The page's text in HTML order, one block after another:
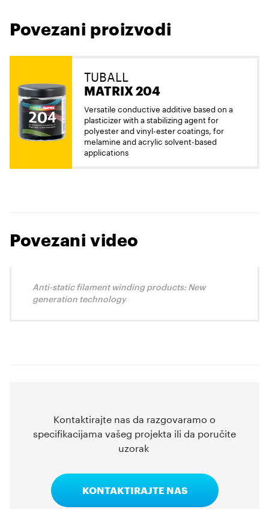
Povezani proizvodi
TUBALL
MATRIX 204
Versatile conductive additive based on a
plasticizer with a stabilizing agent for
polyester and vinyl-ester coatings, for
melamine and acrylic solvent-based
applications
Povezani video
Anti-static filament winding products: New
generation technology
Kontaktirajte nas da razgovaramo o
specifikacijama vašeg projekta ili da poručite
uzorak
KONTAKTIRAJTE NAS